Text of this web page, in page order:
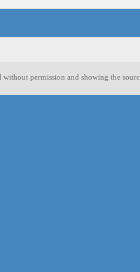
without permission and showing the